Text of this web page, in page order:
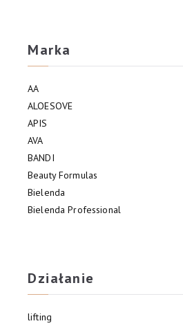
Marka
AA
ALOESOVE
APIS
AVA
BANDI
Beauty Formulas
Bielenda
Bielenda Professional
Działanie
lifting